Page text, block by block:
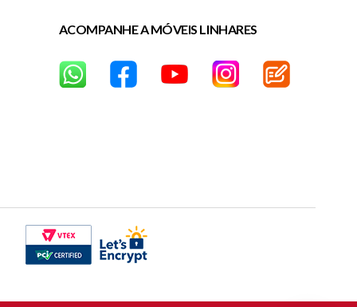
ACOMPANHE A MÓVEIS LINHARES